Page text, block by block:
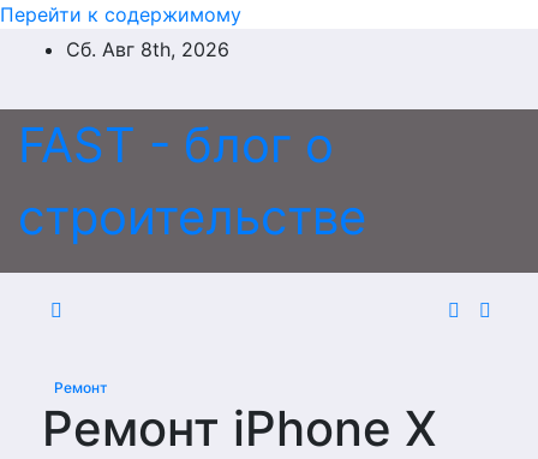
Перейти к содержимому
Сб. Авг 8th, 2026
FAST - блог о
строительстве
Ремонт
Ремонт iPhone X